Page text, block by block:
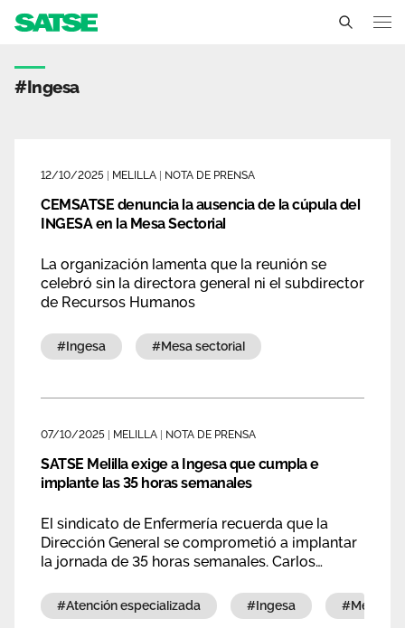
Delegados Sindicales
Transparencia
Ámbitos de negociación
Qué ofrecemos
Servicios
Ventajas
Actualidad
Temas
Noticias
Documentos
Publicaciones
Melilla
Contáctanos
Únete
Etiqueta - Melilla
#ingesa
12/10/2025 MELILLA NOTA DE PRENSA
CEMSATSE denuncia la ausencia de la cúpula del
INGESA en la Mesa Sectorial
La organización lamenta que la reunión se
celebró sin la directora general ni el subdirector
de Recursos Humanos
#ingesa #mesa sectorial
07/10/2025 MELILLA NOTA DE PRENSA
SATSE Melilla exige a Ingesa que cumpla e
implante las 35 horas semanales
El sindicato de Enfermería recuerda que la
Dirección General se comprometió a implantar
la jornada de 35 horas semanales. Carlos
acuerdos ni que haya trabajadores de primera
y de segunda”
#atención especializada #ingesa #mesa